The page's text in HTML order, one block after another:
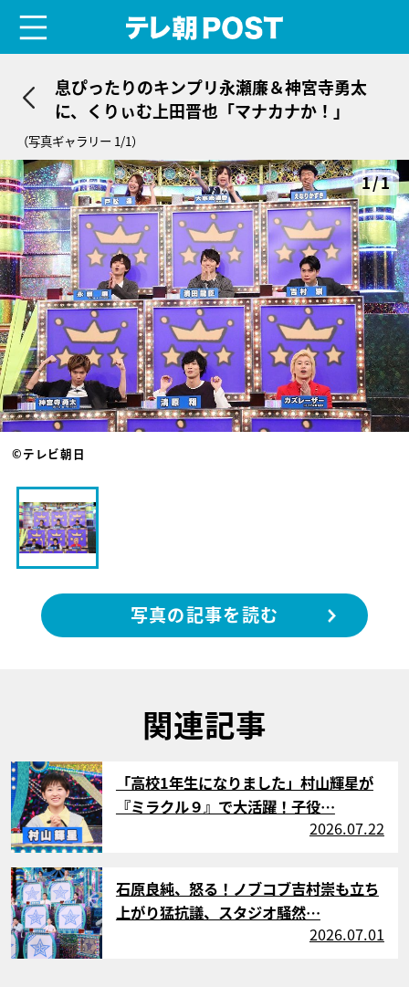
息ぴったりのキンプリ永瀬廉＆神宮寺勇太
に、くりぃむ上田晋也「マナカナか！」
（写真ギャラリー 1/1）
1/1
©テレビ朝日
写真の記事を読む
関連記事
サムネイル
「高校1年生になりました」村山輝星が
『ミラクル９』で大活躍！子役…
2026.07.22
サムネイル
石原良純、怒る！ノブコブ吉村崇も立ち
上がり猛抗議、スタジオ騒然…
2026.07.01